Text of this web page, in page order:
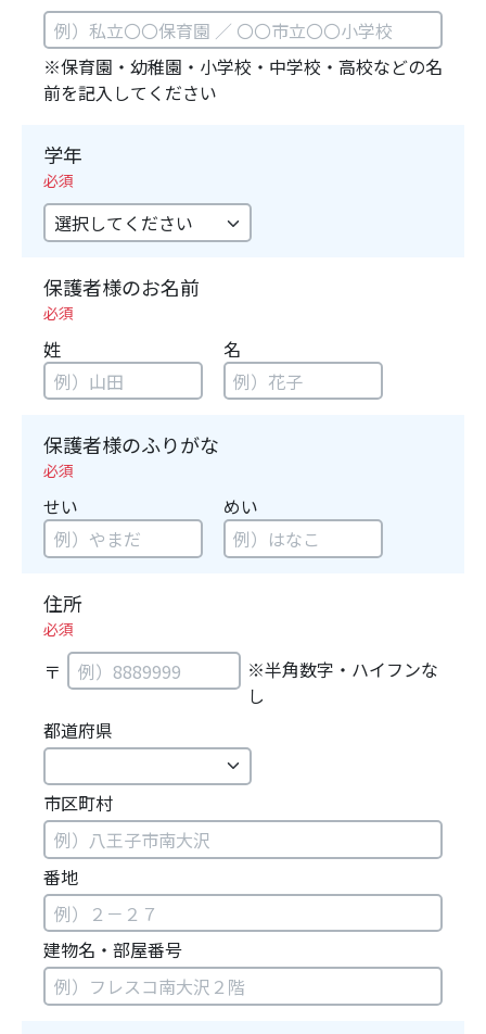
※保育園・幼稚園・小学校・中学校・高校などの名
前を記入してください
学年
必須
保護者様のお名前
必須
姓 名
保護者様のふりがな
必須
せい めい
住所
必須
〒
※半角数字・ハイフンな
し
都道府県
市区町村
番地
建物名・部屋番号